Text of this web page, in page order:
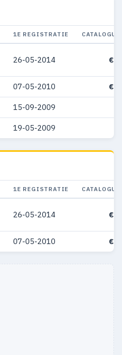
1E REGISTRATIE
26-05-2014 €
07-05-2010 €
15-09-2009
19-05-2009
1E REGISTRATIE
26-05-2014 €
07-05-2010 €